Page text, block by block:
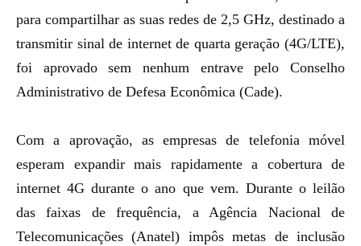
para compartilhar as suas redes de 2,5 GHz, destinado a
transmitir sinal de internet de quarta geração (4G/LTE),
foi aprovado sem nenhum entrave pelo Conselho
Administrativo de Defesa Econômica (Cade).
Com a aprovação, as empresas de telefonia móvel
esperam expandir mais rapidamente a cobertura de
internet 4G durante o ano que vem. Durante o leilão
das faixas de frequência, a Agência Nacional de
Telecomunicações (Anatel) impôs metas de inclusão